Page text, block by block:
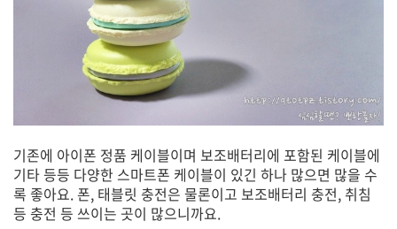
기존에 아이폰 정품 케이블이며 보조배터리에 포함된 케이블에
기타 등등 다양한 스마트폰 케이블이 있긴 하나 많으면 많을 수
록 좋아요. 폰, 태블릿 충전은 물론이고 보조배터리 충전, 취침
등 충전 등 쓰이는 곳이 많으니까요.